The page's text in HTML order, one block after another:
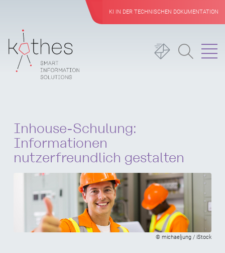
KI IN DER TECHNISCHEN DOKUMENTATION
Inhouse-Schulung:
Informationen
nutzerfreundlich gestalten
© michaeljung / iStock